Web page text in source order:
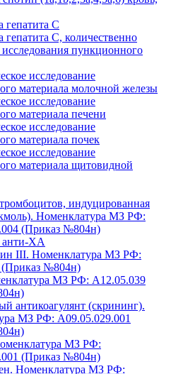
C
C, количественно
исследования пункционного
исследование
материала молочной железы
исследование
материала печени
исследование
материала почек
исследование
материала щитовидной
индуцированная
Номенклатура МЗ РФ:
(Приказ №804н)
анти-ХА
III. Номенклатура МЗ РФ:
(Приказ №804н)
МЗ РФ: A12.05.039
антикоагулянт (скрининг).
МЗ РФ: A09.05.029.001
МЗ РФ:
(Приказ №804н)
Номенклатура МЗ РФ: